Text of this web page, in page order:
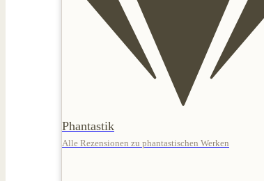
Phantastik
Alle Rezensionen zu phantastischen Werken